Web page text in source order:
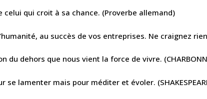
celui qui croit à sa chance. (Proverbe allemand)
au succès de vos entreprises. Ne craignez
du dehors que nous vient la force de vivre.
se lamenter mais pour méditer et évoler.